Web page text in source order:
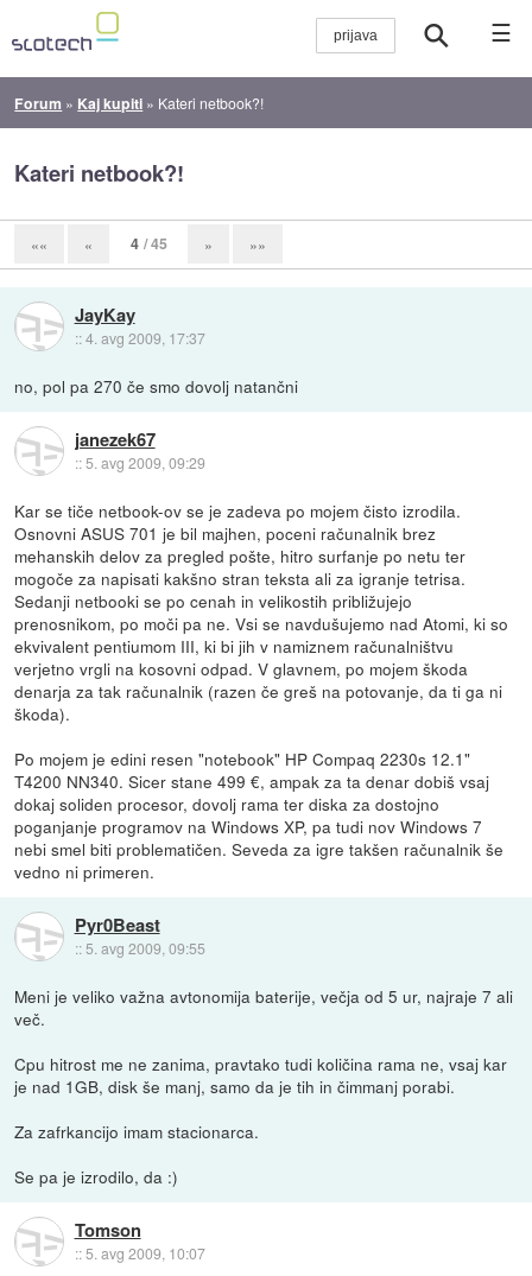
☰
Forum » Kaj kupiti » Kateri netbook?!
Kateri netbook?!
«« « 4 / 45 » »»
JayKay
::4. avg 2009, 17:37
no, pol pa 270 če smo dovolj natančni
janezek67
::5. avg 2009, 09:29
Kar se tiče netbook-ov se je zadeva po mojem čisto izrodila.
Osnovni ASUS 701 je bil majhen, poceni računalnik brez
mehanskih delov za pregled pošte, hitro surfanje po netu ter
mogoče za napisati kakšno stran teksta ali za igranje tetrisa.
Sedanji netbooki se po cenah in velikostih približujejo
prenosnikom, po moči pa ne. Vsi se navdušujemo nad Atomi, ki so
ekvivalent pentiumom III, ki bi jih v namiznem računalništvu
verjetno vrgli na kosovni odpad. V glavnem, po mojem škoda
denarja za tak računalnik (razen če greš na potovanje, da ti ga ni
škoda).
Po mojem je edini resen "notebook" HP Compaq 2230s 12.1"
T4200 NN340. Sicer stane 499 €, ampak za ta denar dobiš vsaj
dokaj soliden procesor, dovolj rama ter diska za dostojno
poganjanje programov na Windows XP, pa tudi nov Windows 7
nebi smel biti problematičen. Seveda za igre takšen računalnik še
vedno ni primeren.
Pyr0Beast
:: 5. avg 2009, 09:55
Meni je veliko važna avtonomija baterije, večja od 5 ur, najraje 7 ali
več.
Cpu hitrost me ne zanima, pravtako tudi količina rama ne, vsaj kar
je nad 1GB, disk še manj, samo da je tih in čimmanj porabi.
Za zafrkancijo imam stacionarca.
Se pa je izrodilo, da :)
Tomson
::5. avg 2009, 10:07